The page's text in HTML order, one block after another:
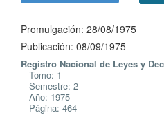
Promulgación: 28/08/1975
Publicación: 08/09/1975
Registro Nacional de Leyes y
Tomo: 1
Semestre: 2
Año: 1975
Página: 464